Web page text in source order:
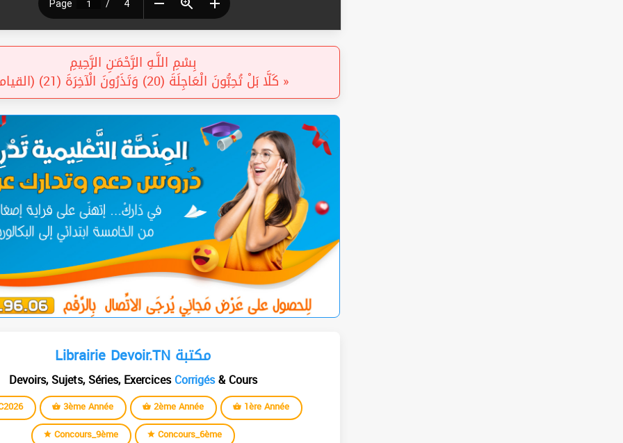
بِسْمِ اللَّـهِ الرَّحْمَـٰنِ الرَّحِيمِ
« كَلَّا بَلْ تُحِبُّونَ الْعَاجِلَةَ (20) وَتَذَرُونَ الْآخِرَةَ (21) (القيامة) »
Librairie Devoir.TN مكتبة
Devoirs, Sujets, Séries, ExercicesCorrigés& Cours
3ème Année 2ème Année
1ère Année
Concours_9ème
Concours_6ème